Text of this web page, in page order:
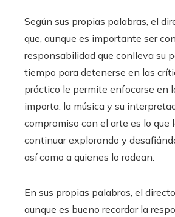
Según sus propias palabras, el
que, aunque es importante ser
responsabilidad que conlleva su
tiempo para detenerse en las
práctico le permite enfocarse en
importa: la música y su
compromiso con el arte es lo que
continuar explorando y
así como a quienes lo rodean.
En sus propias palabras, el
aunque es bueno recordar la